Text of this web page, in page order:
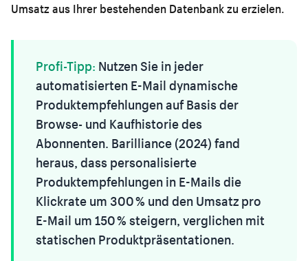
Umsatz aus Ihrer bestehenden Datenbank zu erzielen.
Profi-Tipp: Nutzen Sie in jeder
automatisierten E-Mail dynamische
Produktempfehlungen auf Basis der
Browse- und Kaufhistorie des
Abonnenten. Barilliance (2024) fand
heraus, dass personalisierte
Produktempfehlungen in E-Mails die
Klickrate um 300 % und den Umsatz pro
E-Mail um 150 % steigern, verglichen mit
statischen Produktpräsentationen.